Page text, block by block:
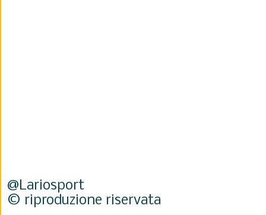
@Lariosport
© riproduzione riservata